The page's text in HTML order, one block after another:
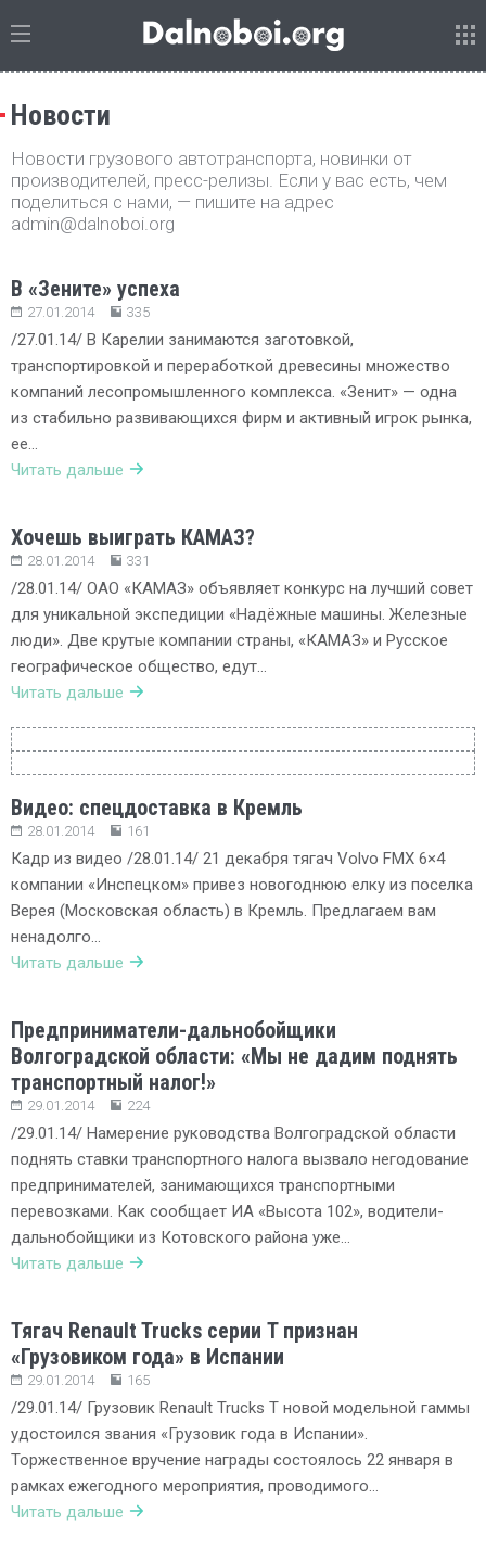
Новости
Новости грузового автотранспорта, новинки от
производителей, пресс-релизы. Если у вас есть, чем
поделиться с нами, — пишите на адрес
admin@dalnoboi.org
В «Зените» успеха
27.01.2014 335
/27.01.14/ В Карелии занимаются заготовкой,
транспортировкой и переработкой древесины множество
компаний лесопромышленного комплекса. «Зенит» — одна
из стабильно развивающихся фирм и активный игрок рынка,
ее…
Читать дальше
Хочешь выиграть КАМАЗ?
28.01.2014 331
/28.01.14/ ОАО «КАМАЗ» объявляет конкурс на лучший совет
для уникальной экспедиции «Надёжные машины. Железные
люди». Две крутые компании страны, «КАМАЗ» и Русское
географическое общество, едут…
Читать дальше
Видео: спецдоставка в Кремль
28.01.2014 161
Кадр из видео /28.01.14/ 21 декабря тягач Volvo FMX 6×4
компании «Инспецком» привез новогоднюю елку из поселка
Верея (Московская область) в Кремль. Предлагаем вам
ненадолго…
Читать дальше
Предприниматели-дальнобойщики
Волгоградской области: «Мы не дадим поднять
транспортный налог!»
29.01.2014 224
/29.01.14/ Намерение руководства Волгоградской области
поднять ставки транспортного налога вызвало негодование
предпринимателей, занимающихся транспортными
перевозками. Как сообщает ИА «Высота 102», водители-
дальнобойщики из Котовского района уже…
Читать дальше
Тягач Renault Trucks серии T признан
«Грузовиком года» в Испании
29.01.2014 165
/29.01.14/ Грузовик Renault Trucks Т новой модельной гаммы
удостоился звания «Грузовик года в Испании».
Торжественное вручение награды состоялось 22 января в
рамках ежегодного мероприятия, проводимого…
Читать дальше